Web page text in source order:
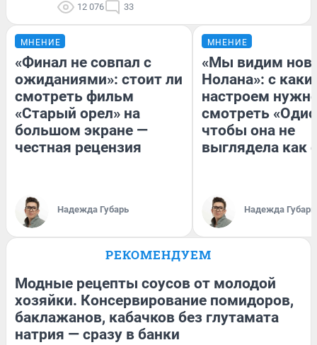
12 076 33
МНЕНИЕ
«Финал не совпал с
ожиданиями»: стоит ли
смотреть фильм
«Старый орел» на
большом экране —
честная рецензия
Надежда Губарь
МНЕНИЕ
«Мы видим
Нолана»: с
настроем
смотреть
чтобы она не
выглядела как
Надежда Губарь
РЕКОМЕНДУЕМ
Модные рецепты соусов от молодой
хозяйки. Консервирование помидоров,
баклажанов, кабачков без глутамата
натрия — сразу в банки